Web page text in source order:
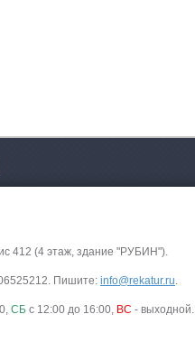
412 (4 этаж, здание "РУБИН").
Пишите: info@rekatur.ru.
СБ с 12:00 до 16:00, ВС - выходной.